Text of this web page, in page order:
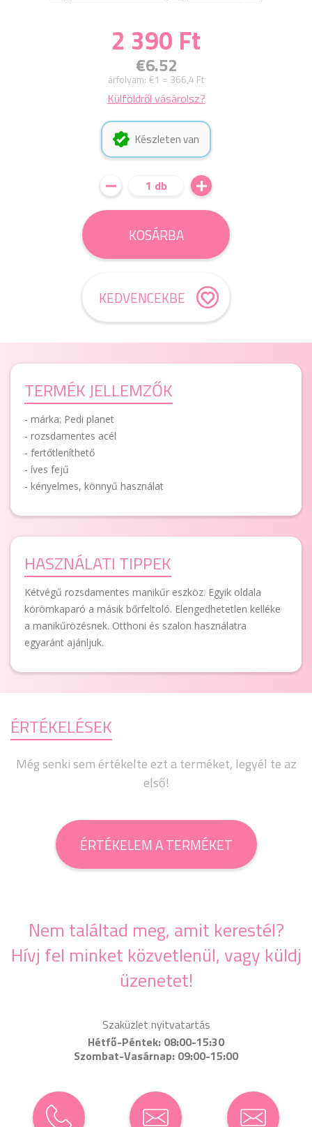
2 390 Ft
€6.52
árfolyam: €1 = 366,4 Ft
Külföldről vásárolsz?
Készleten van
1 db
KOSÁRBA
KEDVENCEKBE
TERMÉK JELLEMZŐK
- márka: Pedi planet
- rozsdamentes acél
- fertőtleníthető
- íves fejű
- kényelmes, könnyű használat
HASZNÁLATI TIPPEK
Kétvégű rozsdamentes manikűr eszköz. Egyik oldala
körömkaparó a másik bőrfeltoló. Elengedhetetlen kelléke
a manikűrözésnek. Otthoni és szalon használatra
egyaránt ajánljuk.
ÉRTÉKELÉSEK
Még senki sem értékelte ezt a terméket, legyél te az
első!
ÉRTÉKELEM A TERMÉKET
Nem találtad meg, amit kerestél?
Hívj fel minket közvetlenül, vagy küldj
üzenetet!
Szaküzlet nyitvatartás
Hétfő-Péntek: 08:00-15:30
Szombat-Vasárnap: 09:00-15:00